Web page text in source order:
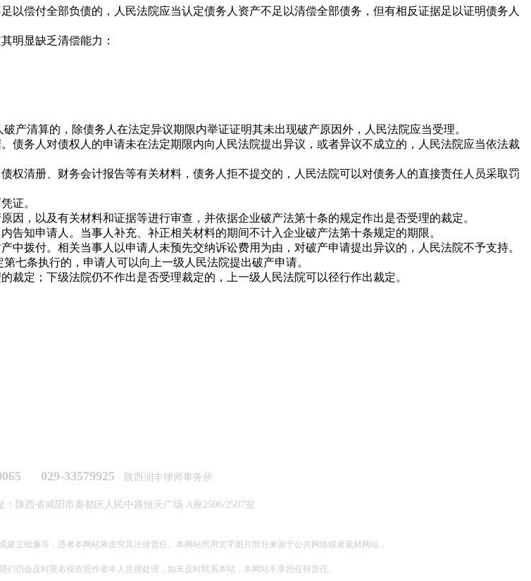
偿付全部负债的，人民法院应当认定债务人资产不足以清偿全部债务，但有相反证据足以证明债务人
明显缺乏清偿能力：
破产清算的，除债务人在法定异议期限内举证证明其未出现破产原因外，人民法院应当受理。
务人对债权人的申请未在法定期限内向人民法院提出异议，或者异议不成立的，人民法院应当依法裁
权清册、财务会计报告等有关材料，债务人拒不提交的，人民法院可以对债务人的直接责任人员采取罚
证。
，以及有关材料和证据等进行审查，并依据企业破产法第十条的规定作出是否受理的裁定。
告知申请人。当事人补充、补正相关材料的期间不计入企业破产法第十条规定的期限。
中拨付。相关当事人以申请人未预先交纳诉讼费用为由，对破产申请提出异议的，人民法院不予支持。
第七条执行的，申请人可以向上一级人民法院提出破产申请。
定；下级法院仍不作出是否受理裁定的，上一级人民法院可以径行作出裁定。
029-33579925 陕西润丰律师事务所
：陕西省咸阳市秦都区人民中路恒天广场 A座2506/2507室
立镜像等，违者本网站将追究其法律责任。本网站所用文字图片部分来源于公共网络或者素材网站，
仍会及时署名或依照作者本人意愿处理，如未及时联系本站，本网站不承担任何责任。